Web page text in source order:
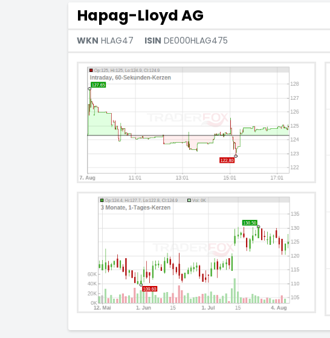
Hapag-Lloyd AG
WKN HLAG47 ISIN DE000HLAG475